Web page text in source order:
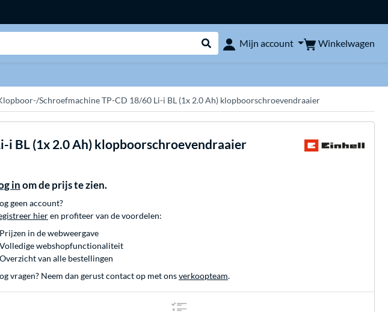
Webshop doorzoeken
Mijn account Winkelwagen
Schroefmachine TP-CD 18/60 Li-i BL (1x 2.0 Ah) klopboorschroevendraaier
i BL (1x 2.0 Ah) klopboorschroevendraaier
inom de prijs te zien.
geen account?
hieren profiteer van de voordelen:
in de webweergave
webshopfunctionaliteit
van alle bestellingen
vragen? Neem dan gerust contact op met onsverkoopteam.